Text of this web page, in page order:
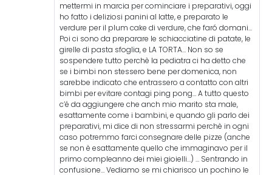
mettermi in marcia per cominciare i preparativi, oggi
ho fatto i deliziosi panini al latte, e preparato le
verdure per il plum cake di verdure, che faró domani…
Poi ci sono da preparare le schiacciatine di patate, le
girelle di pasta sfoglia, e LA TORTA… Non so se
sospendere tutto perchè la pediatra ci ha detto che
se i bimbi non stessero bene per domenica, non
sarebbe indicato che entrassero a contatto con altri
bimbi per evitare contagi ping pong… A tutto questo
c’é da aggiungere che anch mio marito sta male,
esattamente come i bambini, e quando gli parlo dei
preparativi, mi dice di non stressarmi perchè in ogni
caso potremmo farci consegnare delle pizze (anche
se non è esattamente quello che immaginavo per il
primo compleanno dei miei gioielli…) … Sentrando in
confusione… Vediamo se mi chiarisco un pochino le